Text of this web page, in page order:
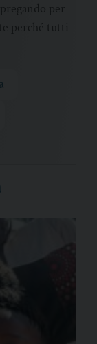
per
perché tutti